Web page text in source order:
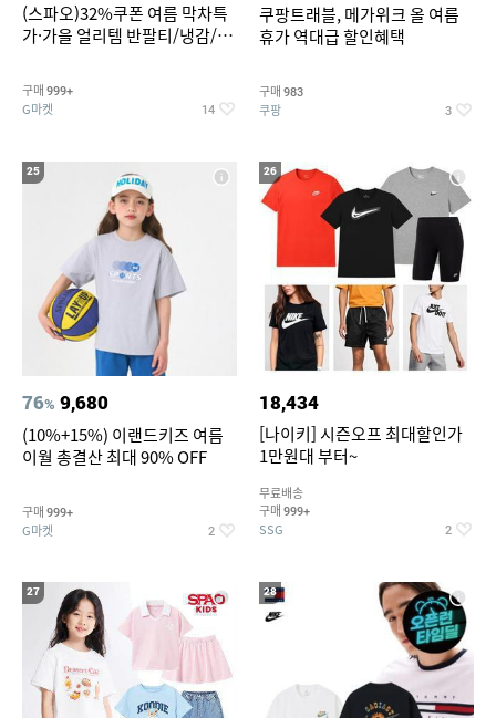
(스파오)32%쿠폰 여름 막차특
가·가을 얼리템 반팔티/냉감/반
건 외 ~74%OFF
구매 999+
G마켓 14
쿠팡트래블, 메가위크 올 여름
휴가 역대급 할인혜택
구매 983
쿠팡 3
25
76% 9,680
(10%+15%) 이랜드키즈 여름
이월 총결산 최대 90% OFF
구매 999+
G마켓 2
26
18,434
[나이키] 시즌오프 최대할인가
1만원대 부터~
무료배송
구매 999+
SSG 2
27 28